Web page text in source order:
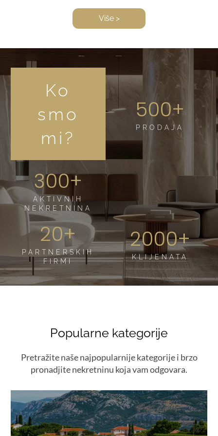
Više >
Ko
smo
mi?
500+
PRODAJA
300+
AKTIVNIH
NEKRETNINA
20+
PARTNERSKIH
FIRMI
2000+
KLIJENATA
Popularne kategorije
Pretražite naše najpopularnije kategorije i brzo
pronadjite nekretninu koja vam odgovara.